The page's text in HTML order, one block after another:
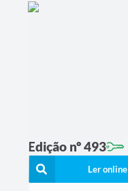
Edição nº 493
Ler online